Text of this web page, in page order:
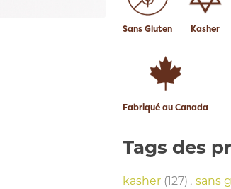
Sans Gluten Kasher
Fabriqué au Canada
Tags des
kasher (127) , sans